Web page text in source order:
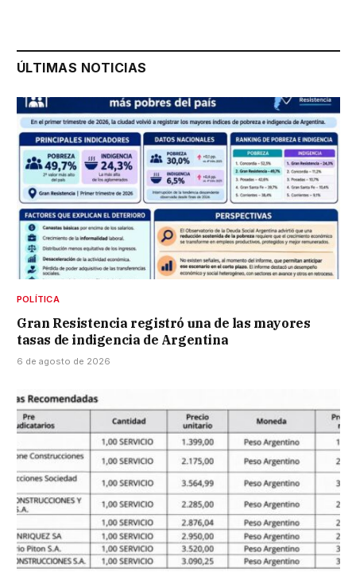
ÚLTIMAS NOTICIAS
POLÍTICA
Gran Resistencia registró una de las mayores
tasas de indigencia de Argentina
6 de agosto de 2026